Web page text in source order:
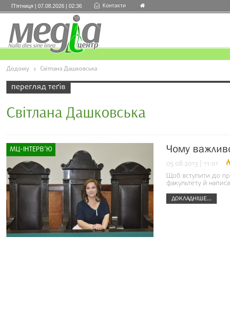
П’ятниця | 07.08.2026 | 02:36 Контакти
Додому Світлана Дашковська
перегляд теґів
Світлана Дашковська
МЦ-ІНТЕРВ’Ю Чому
05.08.2013 | 11:01
Щоб вступити до
факультету й
ДОКЛАДНІШЕ...